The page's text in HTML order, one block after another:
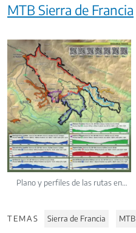
MTB Sierra de Francia
Plano y perfiles de las rutas en
TEMAS
Sierra de Francia MTB